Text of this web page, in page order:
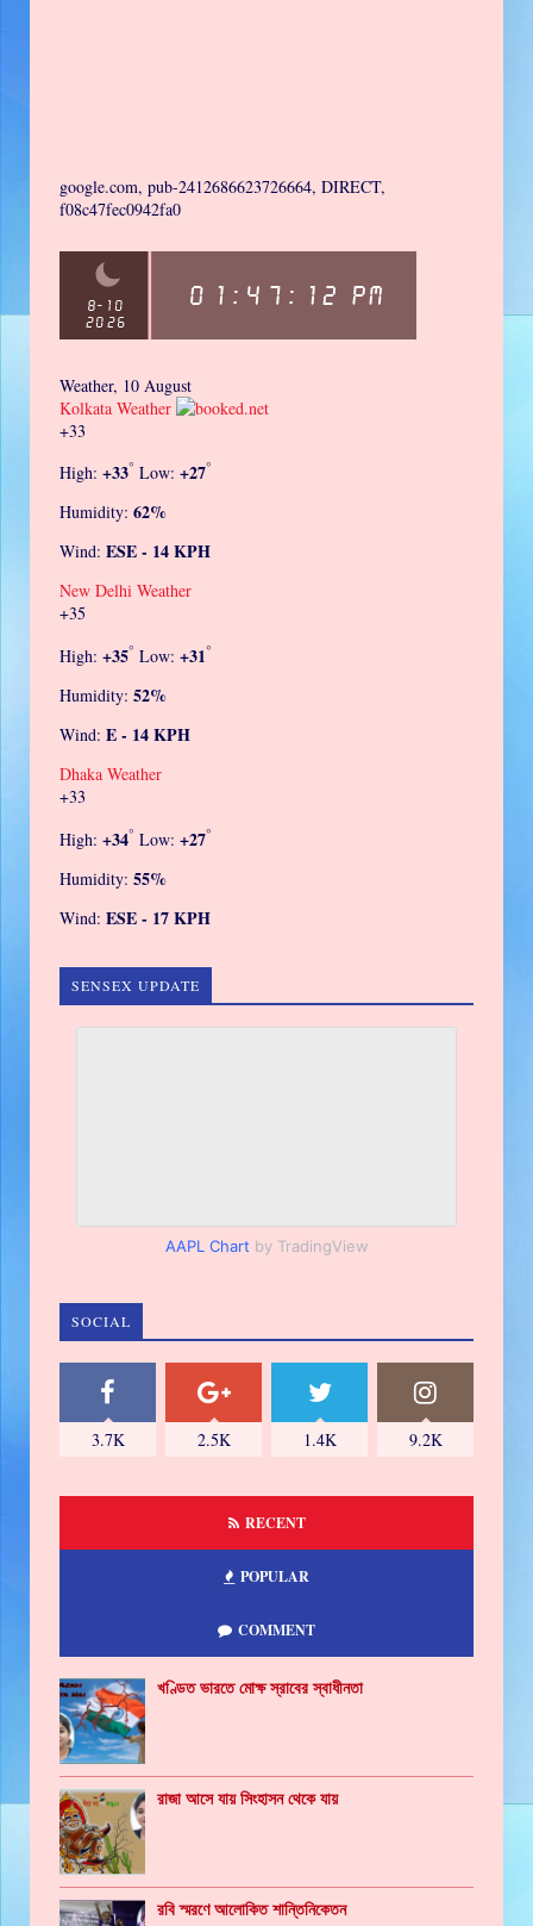
google.com, pub-2412686623726664, DIRECT,
f08c47fec0942fa0
Weather, 10 August
Kolkata Weather
+33
High: +33° Low: +27°
Humidity: 62%
Wind: ESE - 14 KPH
New Delhi Weather
+35
High: +35° Low: +31°
Humidity: 52%
Wind: E - 14 KPH
Dhaka Weather
+33
High: +34° Low: +27°
Humidity: 55%
Wind: ESE - 17 KPH
SENSEX UPDATE
AAPL Chart by TradingView
SOCIAL
3.7K 2.5K 1.4K 9.2K
RECENT
POPULAR
COMMENT
খণ্ডিত ভারতে মোক্ষ স্রাবের স্বাধীনতা
রাজা আসে যায় সিংহাসন থেকে যায়
রবি স্মরণে আলোকিত শান্তিনিকেতন